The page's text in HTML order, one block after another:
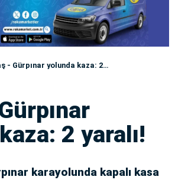
- Gürpınar yolunda kaza: 2 yaralı!
2 yaralı!
karayolunda kapalı kasa